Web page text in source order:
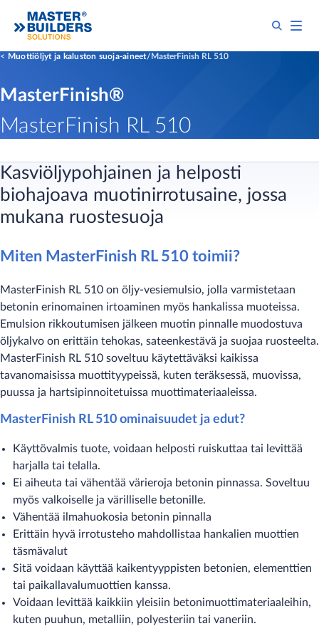
Muottiöljyt ja kaluston suoja-aineet MasterFinish RL 510
MasterFinish®
MasterFinish RL 510
Kasviöljypohjainen ja helposti
biohajoava muotinirrotusaine, jossa
mukana ruostesuoja
Miten MasterF​inish RL 510 toimii?
MasterFinish RL 510 on öljy-vesiemulsio, jolla varmistetaan
betonin erinomainen irtoaminen myös hankalissa muoteissa.
Emulsion rikkoutumisen jälkeen muotin pinnalle muodostuva
öljykalvo on erittäin tehokas, sateenkestävä ja suojaa ruosteelta.
MasterFinish RL 510 soveltuu käytettäväksi kaikissa
tavanomaisissa muottityypeissä, kuten teräksessä, muovissa,
puussa ja ​hartsipinnoitetuissa muottimateriaaleissa.​
MasterFinish RL 510 ominaisuudet ​ja edut?
​Käyttövalmis tuote, voidaan helposti ruiskuttaa tai levittää
harjalla tai telalla.
Ei aiheuta tai vähentää värieroja betonin pinnassa. Soveltuu
myös valkoiselle ja värilliselle betonille.
Vähentää ilmahuokosia betonin pinnalla
Erittäin hyvä irrotusteho mahdollistaa hankalien muottien
täsmävalut
Sitä voidaan käyttää kaikentyyppisten betonien, elementtien
tai paikallavalumuottien kanssa.
Voidaan levittää kaikkiin yleisiin betonimuottimateriaaleihin,
kuten puuhun, metalliin, polyesteriin tai vaneriin.